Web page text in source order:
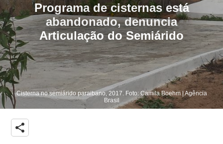
Programa de cisternas está
abandonado, denuncia
Articulação do Semiárido
Cisterna no semiárido paraibano, 2017. Foto: Camila Boehm | Agência
Brasil
share